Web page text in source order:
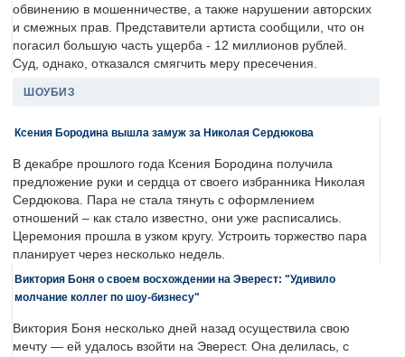
обвинению в мошенничестве, а также нарушении авторских
и смежных прав. Представители артиста сообщили, что он
погасил большую часть ущерба - 12 миллионов рублей.
Суд, однако, отказался смягчить меру пресечения.
ШОУБИЗ
Ксения Бородина вышла замуж за Николая Сердюкова
В декабре прошлого года Ксения Бородина получила
предложение руки и сердца от своего избранника Николая
Сердюкова. Пара не стала тянуть с оформлением
отношений – как стало известно, они уже расписались.
Церемония прошла в узком кругу. Устроить торжество пара
планирует через несколько недель.
Виктория Боня о своем восхождении на Эверест: "Удивило
молчание коллег по шоу-бизнесу"
Виктория Боня несколько дней назад осуществила свою
мечту — ей удалось взойти на Эверест. Она делилась, с